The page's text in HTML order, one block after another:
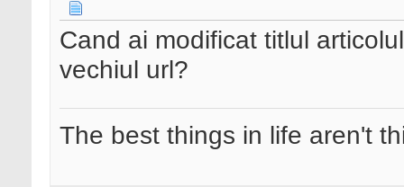
Cand ai modificat titlul
vechiul url?
The best things in life aren't